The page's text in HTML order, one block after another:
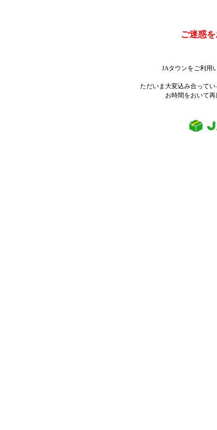
ご迷惑
JAタウンをご利用
ただいま大変込み合って
お時間をおいて